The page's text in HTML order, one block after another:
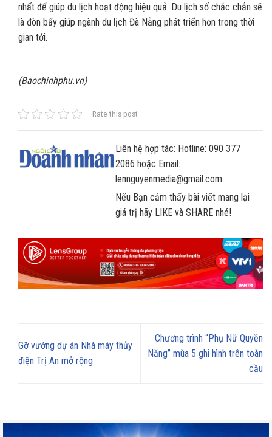
nhất để giúp du lịch hoạt động hiệu quả. Du lịch số chắc chắn sẽ
là đòn bẩy giúp ngành du lịch Đà Nẵng phát triển hơn trong thời
gian tới.
(Baochinhphu.vn)
Rate this post
Liên hệ hợp tác: Hotline: 090 377
2086 hoặc Email:
lennguyenmedia@gmail.com.
Nếu Bạn cảm thấy bài viết mang lại
giá trị hãy LIKE và SHARE nhé!
Gỡ vướng dự án Nhà máy thủy
điện Trị An mở rộng
Chương trình “Phụ Nữ Quyền
Năng” mùa 5 ghi hình trên toàn
cầu